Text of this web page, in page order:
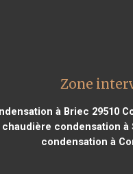
Zone
à Briec 29510
condensation à
condensation à